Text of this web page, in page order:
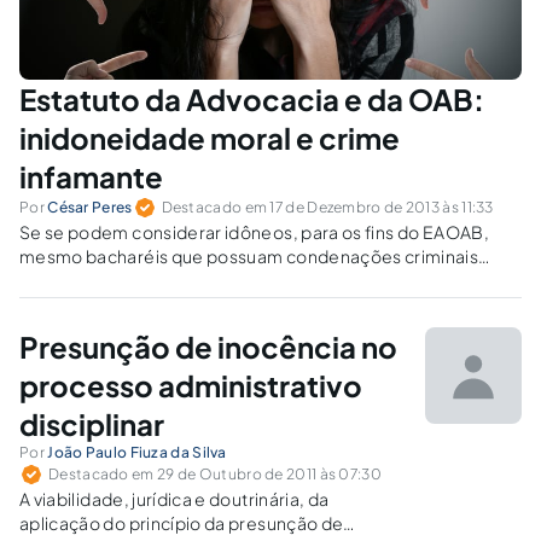
Estatuto da Advocacia e da OAB:
inidoneidade moral e crime
infamante
PorCésar Peres Destacado em 17 de Dezembro de 2013 às 11:33
Se se podem considerar idôneos, para os fins do EAOAB,
mesmo bacharéis que possuam condenações criminais
justificaria considerar inidôneos aqueles contra os quais não
Presunção de inocência no
processo administrativo
disciplinar
Por João Paulo Fiuza da Silva
Destacado em 29 de Outubro de 2011 às 07:30
A viabilidade, jurídica e doutrinária, da
aplicação do princípio da presunção de